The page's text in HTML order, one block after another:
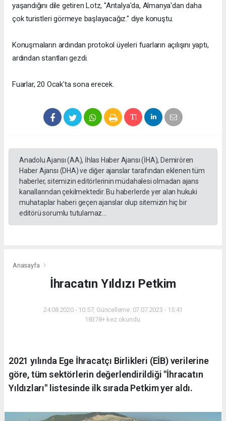
yaşandığını dile getiren Lotz, "Antalya'da, Almanya'dan daha
çok turistleri görmeye başlayacağız." diye konuştu.
Konuşmaların ardından protokol üyeleri fuarların açılışını yaptı,
ardından stantları gezdi.
Fuarlar, 20 Ocak'ta sona erecek.
Anadolu Ajansı (AA), İhlas Haber Ajansı (İHA), Demirören
Haber Ajansı (DHA) ve diğer ajanslar tarafından eklenen tüm
haberler, sitemizin editörlerinin müdahalesi olmadan ajans
kanallarından çekilmektedir. Bu haberlerde yer alan hukuki
muhataplar haberi geçen ajanslar olup sitemizin hiç bir
editörü sorumlu tutulamaz...
Anasayfa
İhracatın Yıldızı Petkim
24.08.2020 - 10:57, Güncelleme: 07.07.2023 - 15:41
18378+ kez okundu.
2021 yılında Ege İhracatçı Birlikleri (EİB) verilerine
göre, tüm sektörlerin değerlendirildiği "İhracatın
Yıldızları" listesinde ilk sırada Petkim yer aldı.